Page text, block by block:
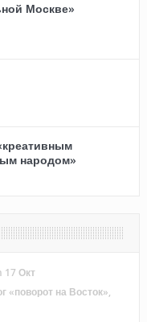
Москве»
народом»
17 Окт
«поворот на Восток»,